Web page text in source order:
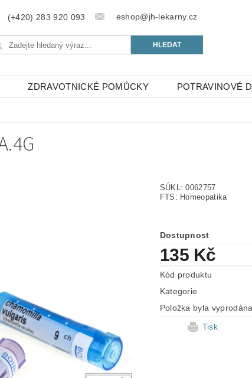
(+420) 283 920 093 eshop@jh-lekarny.cz
ZDRAVOTNICKÉ POMŮCKY POTRAVINOVÉ
SÚKL: 0062757
FTS: Homeopatika
Dostupnost
135 Kč
Kód produktu
Kategorie
Položka byla
Tisk